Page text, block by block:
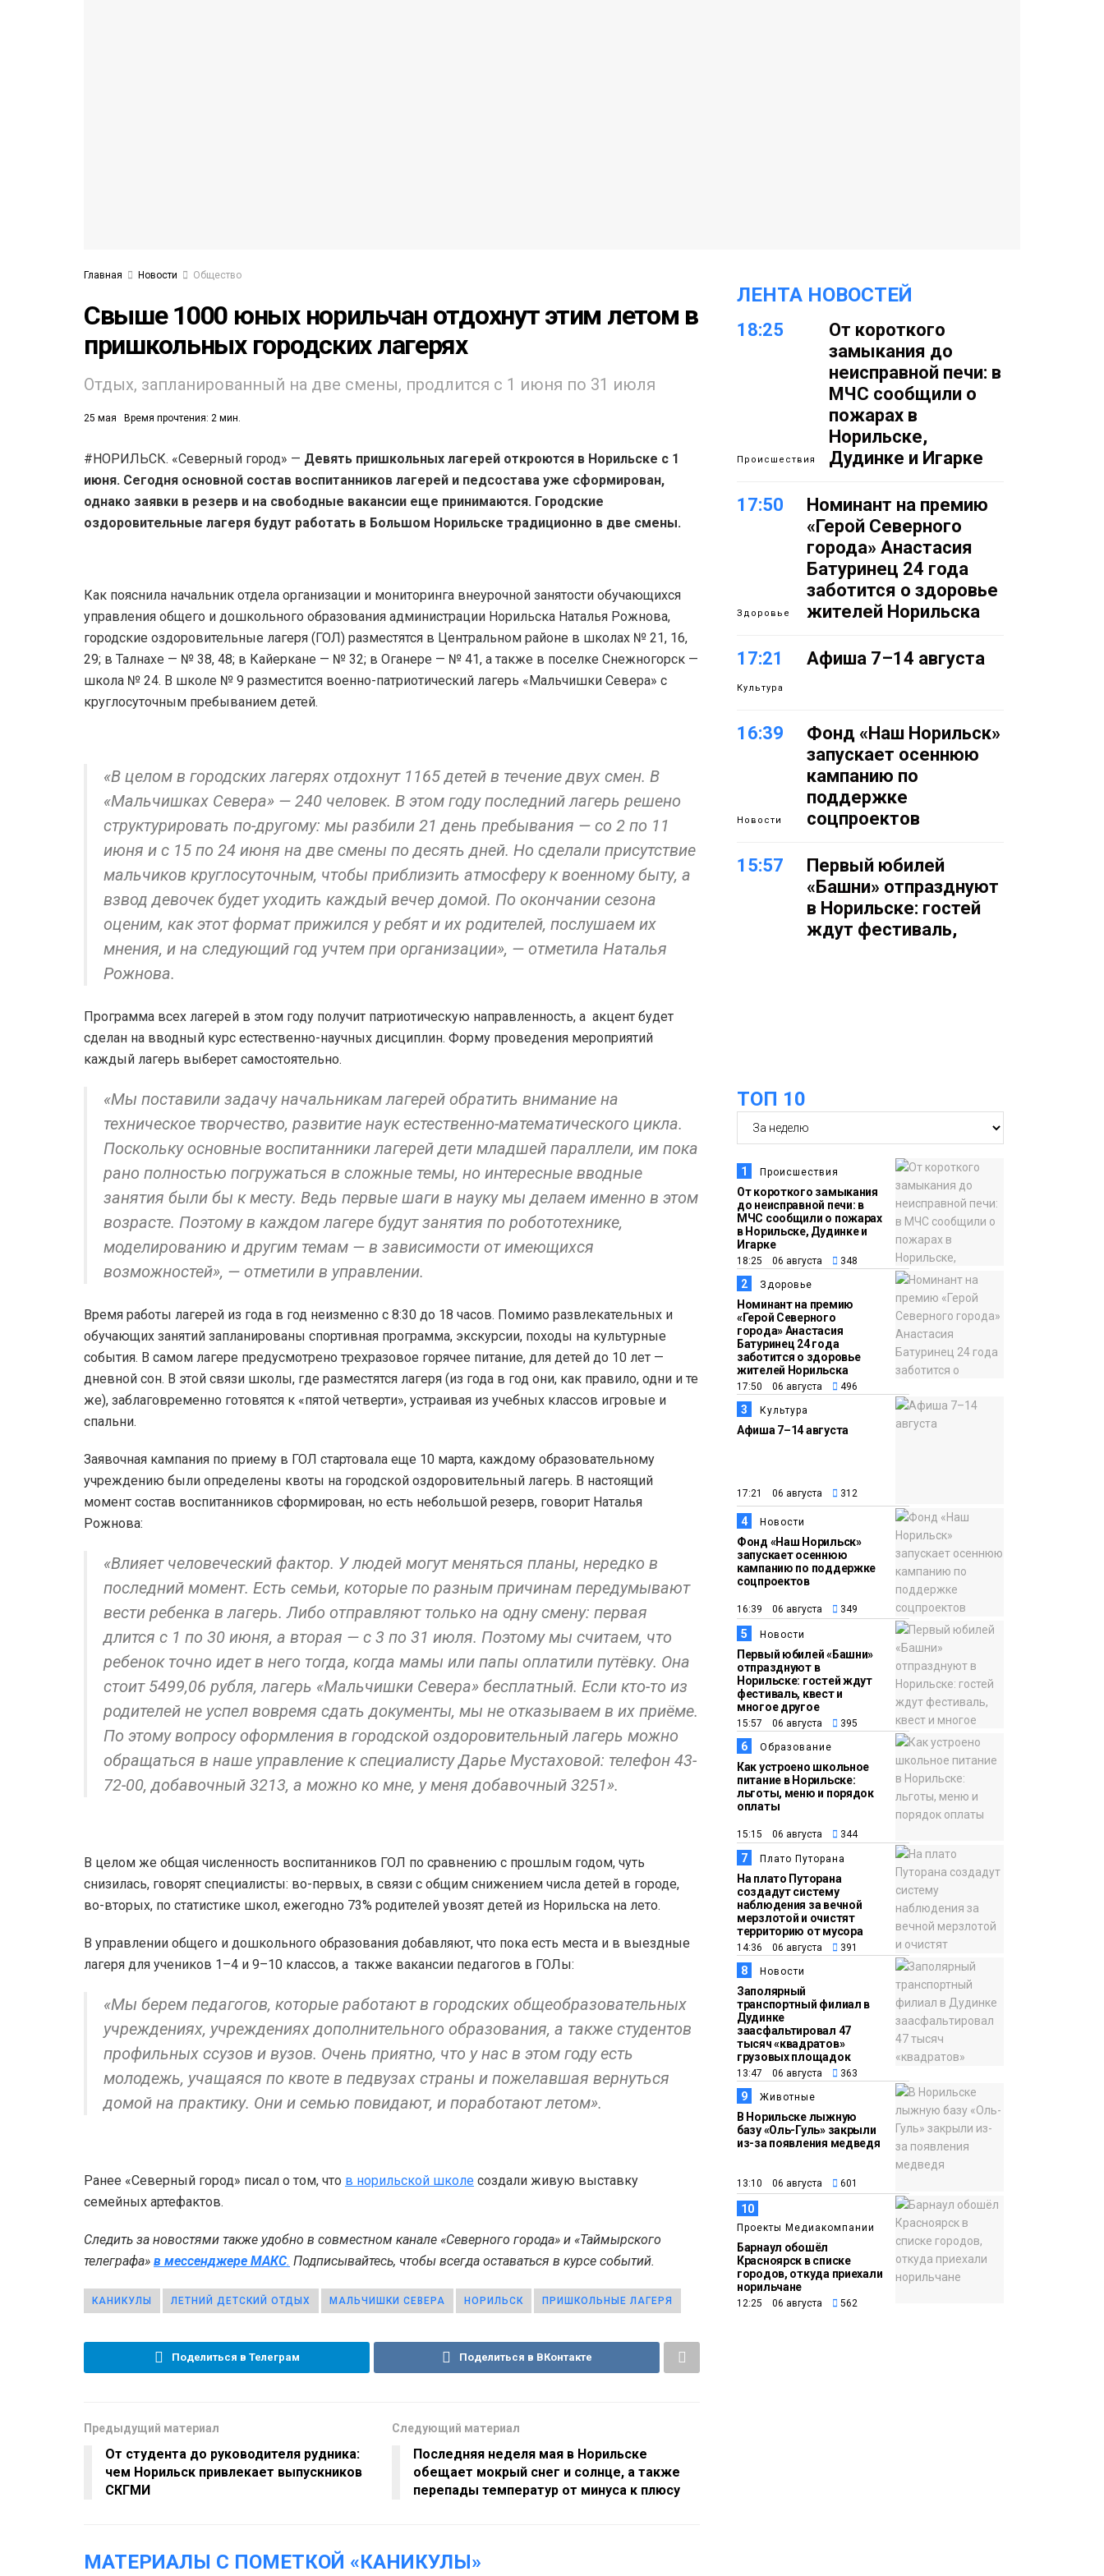
Главная Новости Общество
Свыше 1000 юных норильчан отдохнут этим летом в
пришкольных городских лагерях
Отдых, запланированный на две смены, продлится с 1 июня по 31 июля
25 мая Время прочтения: 2 мин.
#НОРИЛЬСК. «Северный город» — Девять пришкольных лагерей откроются в Норильске с 1
июня. Сегодня основной состав воспитанников лагерей и педсостава уже сформирован,
однако заявки в резерв и на свободные вакансии еще принимаются. Городские
оздоровительные лагеря будут работать в Большом Норильске традиционно в две смены.
Как пояснила начальник отдела организации и мониторинга внеурочной занятости обучающихся
управления общего и дошкольного образования администрации Норильска Наталья Рожнова,
городские оздоровительные лагеря (ГОЛ) разместятся в Центральном районе в школах № 21, 16,
29; в Талнахе — № 38, 48; в Кайеркане — № 32; в Оганере — № 41, а также в поселке Снежногорск —
школа № 24. В школе № 9 разместится военно-патриотический лагерь «Мальчишки Севера» с
круглосуточным пребыванием детей.
«В целом в городских лагерях отдохнут 1165 детей в течение двух смен. В
«Мальчишках Севера» — 240 человек. В этом году последний лагерь решено
структурировать по-другому: мы разбили 21 день пребывания — со 2 по 11
июня и с 15 по 24 июня на две смены по десять дней. Но сделали присутствие
мальчиков круглосуточным, чтобы приблизить атмосферу к военному быту, а
взвод девочек будет уходить каждый вечер домой. По окончании сезона
оценим, как этот формат прижился у ребят и их родителей, послушаем их
мнения, и на следующий год учтем при организации», — отметила Наталья
Рожнова.
Программа всех лагерей в этом году получит патриотическую направленность, а акцент будет
сделан на вводный курс естественно-научных дисциплин. Форму проведения мероприятий
каждый лагерь выберет самостоятельно.
«Мы поставили задачу начальникам лагерей обратить внимание на
техническое творчество, развитие наук естественно-математического цикла.
Поскольку основные воспитанники лагерей дети младшей параллели, им пока
рано полностью погружаться в сложные темы, но интересные вводные
занятия были бы к месту. Ведь первые шаги в науку мы делаем именно в этом
возрасте. Поэтому в каждом лагере будут занятия по робототехнике,
моделированию и другим темам — в зависимости от имеющихся
возможностей», — отметили в управлении.
Время работы лагерей из года в год неизменно с 8:30 до 18 часов. Помимо развлекательных и
обучающих занятий запланированы спортивная программа, экскурсии, походы на культурные
события. В самом лагере предусмотрено трехразовое горячее питание, для детей до 10 лет —
дневной сон. В этой связи школы, где разместятся лагеря (из года в год они, как правило, одни и те
же), заблаговременно готовятся к «пятой четверти», устраивая из учебных классов игровые и
спальни.
Заявочная кампания по приему в ГОЛ стартовала еще 10 марта, каждому образовательному
учреждению были определены квоты на городской оздоровительный лагерь. В настоящий
момент состав воспитанников сформирован, но есть небольшой резерв, говорит Наталья
Рожнова:
«Влияет человеческий фактор. У людей могут меняться планы, нередко в
последний момент. Есть семьи, которые по разным причинам передумывают
вести ребенка в лагерь. Либо отправляют только на одну смену: первая
длится с 1 по 30 июня, а вторая — с 3 по 31 июля. Поэтому мы считаем, что
ребенок точно идет в него тогда, когда мамы или папы оплатили путёвку. Она
стоит 5499,06 рубля, лагерь «Мальчишки Севера» бесплатный. Если кто-то из
родителей не успел вовремя сдать документы, мы не отказываем в их приёме.
По этому вопросу оформления в городской оздоровительный лагерь можно
обращаться в наше управление к специалисту Дарье Мустаховой: телефон 43-
72-00, добавочный 3213, а можно ко мне, у меня добавочный 3251».
В целом же общая численность воспитанников ГОЛ по сравнению с прошлым годом, чуть
снизилась, говорят специалисты: во-первых, в связи с общим снижением числа детей в городе,
во-вторых, по статистике школ, ежегодно 73% родителей увозят детей из Норильска на лето.
В управлении общего и дошкольного образования добавляют, что пока есть места и в выездные
лагеря для учеников 1–4 и 9–10 классов, а также вакансии педагогов в ГОЛы:
«Мы берем педагогов, которые работают в городских общеобразовательных
учреждениях, учреждениях дополнительного образования, а также студентов
профильных ссузов и вузов. Очень приятно, что у нас в этом году есть
молодежь, учащаяся по квоте в педвузах страны и пожелавшая вернуться
домой на практику. Они и семью повидают, и поработают летом».
Ранее «Северный город» писал о том, что в норильской школе создали живую выставку
семейных артефактов.
Следить за новостями также удобно в совместном канале «Северного города» и «Таймырского
телеграфа» в мессенджере MAКС. Подписывайтесь, чтобы всегда оставаться в курсе событий.
КАНИКУЛЫ ЛЕТНИЙ ДЕТСКИЙ ОТДЫХ МАЛЬЧИШКИ СЕВЕРА НОРИЛЬСК ПРИШКОЛЬНЫЕ ЛАГЕРЯ
Поделиться в Телеграм Поделиться в ВКонтакте
Предыдущий материал
От студента до руководителя рудника:
чем Норильск привлекает выпускников
СКГМИ
Следующий материал
Последняя неделя мая в Норильске
обещает мокрый снег и солнце, а также
перепады температур от минуса к плюсу
МАТЕРИАЛЫ С ПОМЕТКОЙ «КАНИКУЛЫ»
ЛЕНТА НОВОСТЕЙ
18:25
Происшествия
От короткого
замыкания до
неисправной печи: в
МЧС сообщили о
пожарах в
Норильске,
Дудинке и Игарке
17:50
Здоровье
Номинант на премию
«Герой Северного
города» Анастасия
Батуринец 24 года
заботится о здоровье
жителей Норильска
17:21
Культура
Афиша 7–14 августа
16:39
Новости
Фонд «Наш Норильск»
запускает осеннюю
кампанию по
поддержке
соцпроектов
15:57
Первый юбилей
«Башни» отпразднуют
в Норильске: гостей
ждут фестиваль,
14:36
Плато
Путорана
На плато Путорана
создадут систему
наблюдения за вечной
мерзлотой и очистят
территорию от мусора
13:47
Новости
Заполярный
транспортный филиал
в Дудинке
заасфальтировал 47
тысяч «квадратов»
грузовых площадок
13:10
В Норильске лыжную
базу «Оль-Гуль»
12:25
Медиакомпании
Барнаул обошёл
Красноярск в
списке городов,
откуда приехали
норильчане
ТОП 10
1 Происшествия
От короткого замыкания
до неисправной печи: в
МЧС сообщили о пожарах
в Норильске, Дудинке и
Игарке
18:25 06 августа 348
2 Здоровье
Номинант на премию
«Герой Северного
города» Анастасия
Батуринец 24 года
заботится о здоровье
жителей Норильска
17:50 06 августа 496
3 Культура
Афиша 7–14 августа
17:21 06 августа 312
4 Новости
Фонд «Наш Норильск»
запускает осеннюю
кампанию по поддержке
соцпроектов
16:39 06 августа 349
5 Новости
Первый юбилей «Башни»
отпразднуют в
Норильске: гостей ждут
фестиваль, квест и
многое другое
15:57 06 августа 395
6 Образование
Как устроено школьное
питание в Норильске:
льготы, меню и порядок
оплаты
15:15 06 августа 344
7 Плато Путорана
На плато Путорана
создадут систему
наблюдения за вечной
мерзлотой и очистят
территорию от мусора
14:36 06 августа 391
8 Новости
Заполярный
транспортный филиал в
Дудинке
заасфальтировал 47
тысяч «квадратов»
грузовых площадок
13:47 06 августа 363
9 Животные
В Норильске лыжную
базу «Оль-Гуль» закрыли
из-за появления медведя
13:10 06 августа 601
10
Проекты Медиакомпании
Барнаул обошёл
Красноярск в списке
городов, откуда приехали
норильчане
12:25 06 августа 562